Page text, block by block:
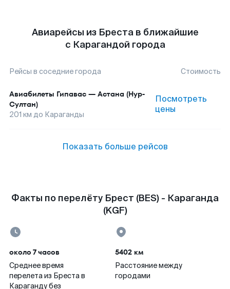
Авиарейсы из Бреста в ближайшие
с Карагандой города
Рейсы в соседние города Стоимость
Авиабилеты Гипавас — Астана (Нур-
Султан)
201 км до Караганды
Посмотреть
цены
Показать больше рейсов
Факты по перелёту Брест (BES) - Караганда
(KGF)
около 7 часов
Среднее время
перелета из Бреста в
Караганду без
5402 км
Расстояние между
городами